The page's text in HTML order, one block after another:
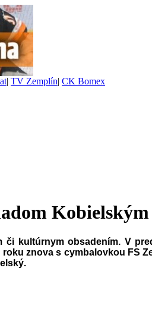
| TV Zemplín| CK Bomex
Kobielským
kultúrnym obsadením. V
znova s cymbalovkou FS